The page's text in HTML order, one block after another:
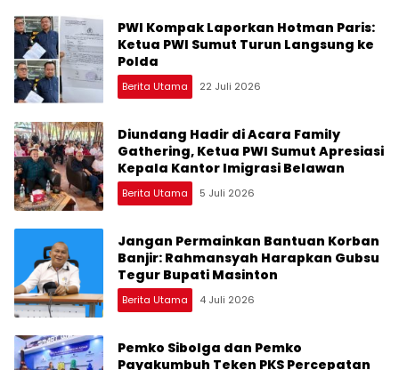
PWI Kompak Laporkan Hotman Paris:
Ketua PWI Sumut Turun Langsung ke
Polda
Berita Utama 22 Juli 2026
Diundang Hadir di Acara Family
Gathering, Ketua PWI Sumut Apresiasi
Kepala Kantor Imigrasi Belawan
Berita Utama 5 Juli 2026
Jangan Permainkan Bantuan Korban
Banjir: Rahmansyah Harapkan Gubsu
Tegur Bupati Masinton
Berita Utama 4 Juli 2026
Pemko Sibolga dan Pemko
Payakumbuh Teken PKS Percepatan